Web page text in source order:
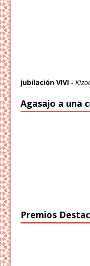
jubilación VIVI -
Agasajo a una
Premios